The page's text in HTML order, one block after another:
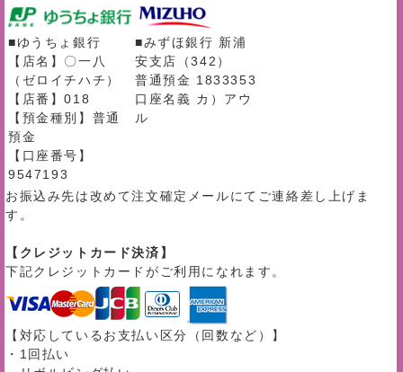
■ゆうちょ銀行
【店名】〇一八
（ゼロイチハチ）
【店番】018
【預金種別】普通
預金
【口座番号】
9547193
■みずほ銀行 新浦
安支店（342）
普通預金 1833353
口座名義 カ）アウ
ル
お振込み先は改めて注文確定メールにてご連絡差し上げま
す。
【クレジットカード決済】
下記クレジットカードがご利用になれます。
【対応しているお支払い区分（回数など）】
・1回払い